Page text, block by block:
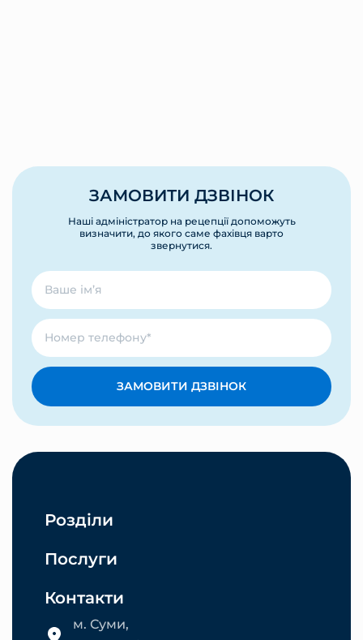
ЗАМОВИТИ ДЗВІНОК
Наші адміністратор на рецепції допоможуть
визначити, до якого саме фахівця варто
звернутися.
ЗАМОВИТИ ДЗВІНОК
Розділи
Послуги
Контакти
м. Суми,